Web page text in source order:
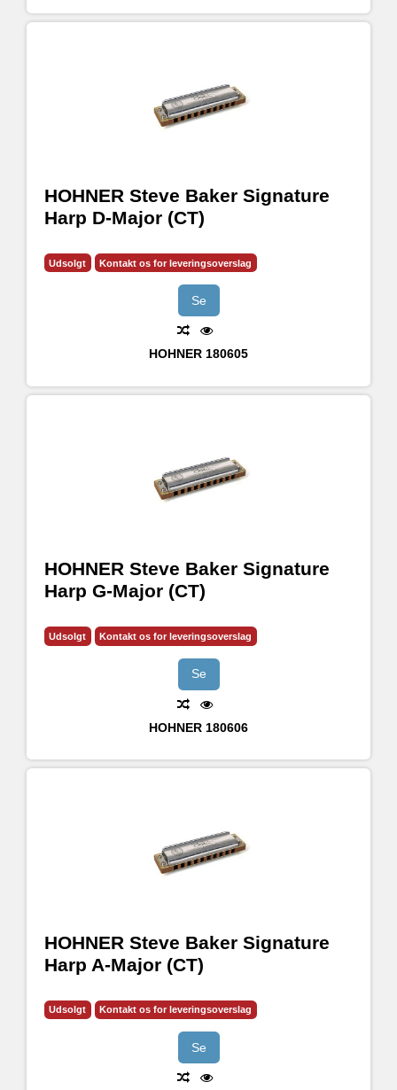
HOHNER Steve Baker Signature
Harp D-Major (CT)
Udsolgt Kontakt os for leveringsoverslag
Se
HOHNER 180605
HOHNER Steve Baker Signature
Harp G-Major (CT)
Udsolgt Kontakt os for leveringsoverslag
Se
HOHNER 180606
HOHNER Steve Baker Signature
Harp A-Major (CT)
Udsolgt Kontakt os for leveringsoverslag
Se